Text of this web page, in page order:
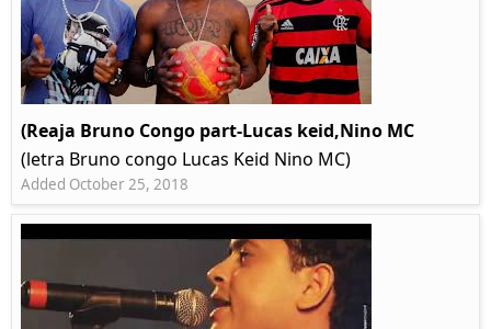
(Reaja Bruno Congo part-Lucas keid,Nino MC
(letra Bruno congo Lucas Keid Nino MC)
Added October 25, 2018